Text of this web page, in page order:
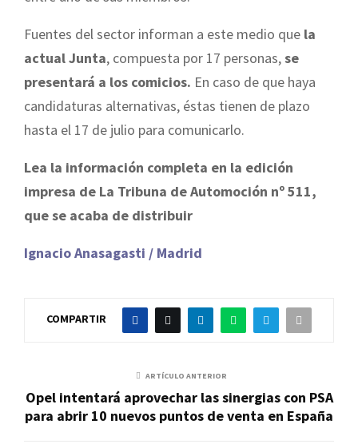
Fuentes del sector informan a este medio que la
actual Junta, compuesta por 17 personas,se
presentará a los comicios. En caso de que haya
candidaturas alternativas, éstas tienen de plazo
hasta el 17 de julio para comunicarlo.
Lea la información completa en la edición
impresa de La Tribuna de Automoción nº 511,
que se acaba de distribuir
Ignacio Anasagasti / Madrid
COMPARTIR
ARTÍCULO ANTERIOR
Opel intentará aprovechar las sinergias con PSA
para abrir 10 nuevos puntos de venta en España